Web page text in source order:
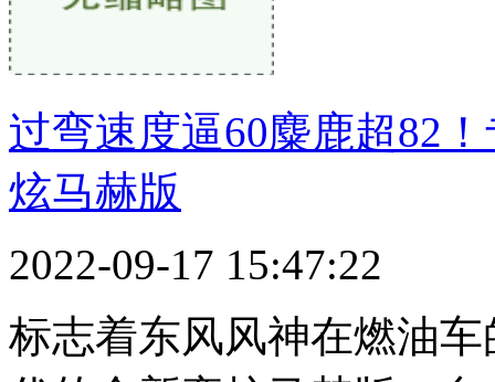
过弯速度逼60麋鹿超82
炫马赫版
2022-09-17 15:47:22
标志着东风风神在燃油